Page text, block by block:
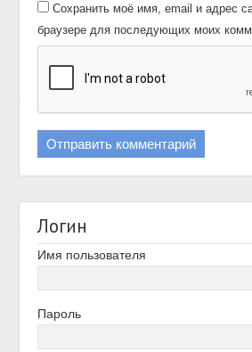
Сохранить моё имя, email и адрес
браузере для последующих моих
Логин
Имя пользователя
Пароль